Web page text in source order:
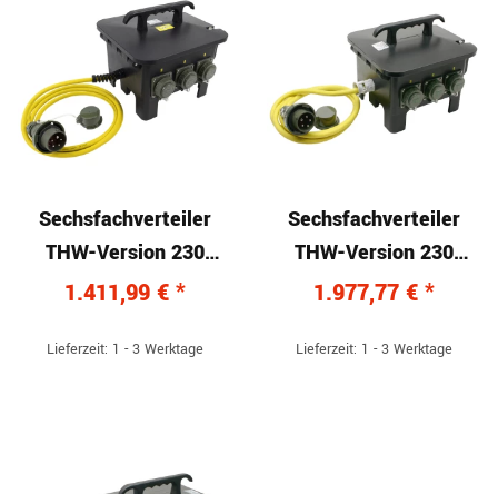
Sechsfachverteiler
THW-Version 230
V/400 V, 16 A
1.411,99 € *
Lieferzeit: 1 - 3 Werktage
Sechsfachverteiler
THW-Version 230
V/400 V, 32 A
1.977,77 € *
Lieferzeit: 1 - 3 Werktage